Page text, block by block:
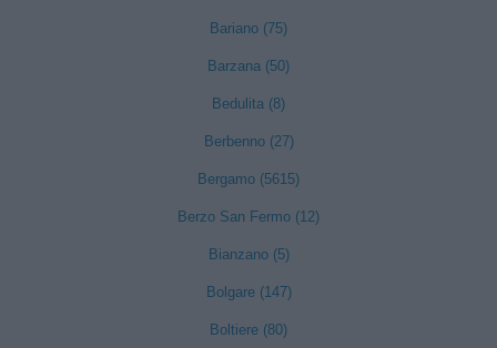
Bariano (75)
Barzana (50)
Bedulita (8)
Berbenno (27)
Bergamo (5615)
Berzo San Fermo (12)
Bianzano (5)
Bolgare (147)
Boltiere (80)